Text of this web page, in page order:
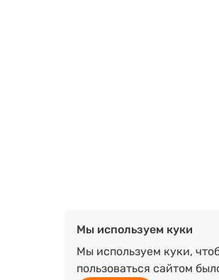
Мы используем куки
Мы используем куки,
пользоваться сайтом